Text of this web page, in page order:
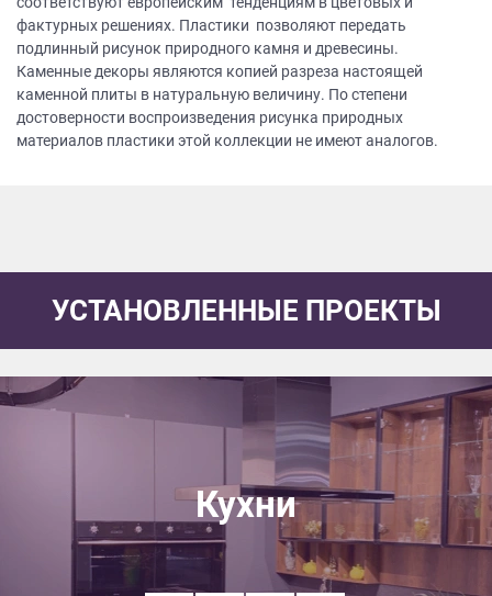
фактурных решениях. Пластики позволяют передать
подлинный рисунок природного камня и древесины.
Каменные декоры являются копией разреза настоящей
каменной плиты в натуральную величину. По степени
достоверности воспроизведения рисунка природных
материалов пластики этой коллекции не имеют аналогов.
УСТАНОВЛЕННЫЕ ПРОЕКТЫ
Кухни